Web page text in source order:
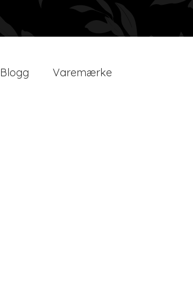
Blogg Varemærke